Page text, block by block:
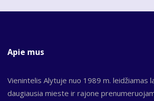
Apie mus
Vienintelis Alytuje nuo 1989 m. leidžiamas
daugiausia mieste ir rajone